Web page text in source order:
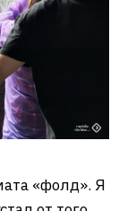
«фолд». Я